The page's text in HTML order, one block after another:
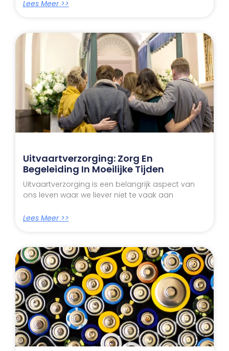
Lees Meer >>
Uitvaartverzorging: Zorg En
Begeleiding In Moeilijke Tijden
Uitvaartverzorging is een belangrijk aspect van
ons leven waar we liever niet te vaak aan
Lees Meer >>